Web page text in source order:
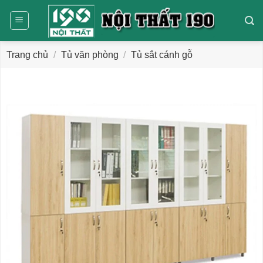
dung
Trang chủ / Tủ văn phòng / Tủ sắt cánh gỗ